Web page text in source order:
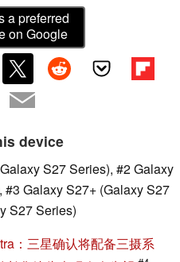
a preferred
on Google
device
S27 Series), #2 Galaxy
Galaxy S27+ (Galaxy S27
S27 Series)
：三星确认将配备三摄系